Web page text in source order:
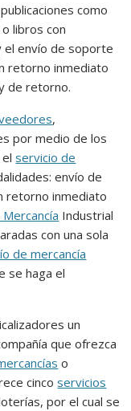
como
libros con
el envío de soporte
retorno inmediato
de retorno.
,
por medio de los
elservicio de
envío de
retorno inmediato
Industrial
con una sola
de mercancía
se haga el
un
que ofrezca
o
cincoservicios
por el cual se